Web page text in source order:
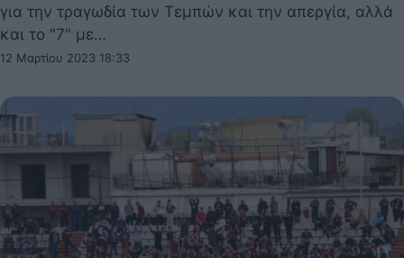
για την τραγωδία των Τεμπών και την απεργία, αλλά
και το "7" με…
12 Μαρτίου 2023 18:33